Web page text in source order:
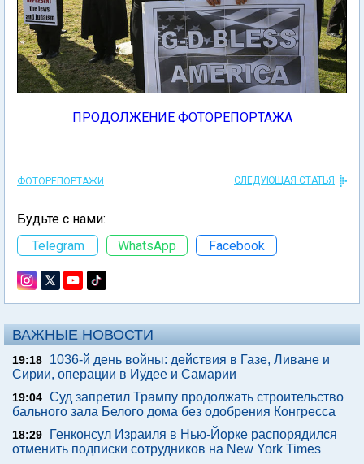
ПРОДОЛЖЕНИЕ ФОТОРЕПОРТАЖА
ФОТОРЕПОРТАЖИ СЛЕДУЮЩАЯ СТАТЬЯ
Будьте с нами:
Telegram
WhatsApp Facebook
ВАЖНЫЕ НОВОСТИ
19:18
1036-й день войны: действия в Газе, Ливане и
Сирии, операции в Иудее и Самарии
19:04 Суд запретил Трампу продолжать строительство
бального зала Белого дома без одобрения Конгресса
18:29
Генконсул Израиля в Нью-Йорке распорядился
отменить подписки сотрудников на New York Times